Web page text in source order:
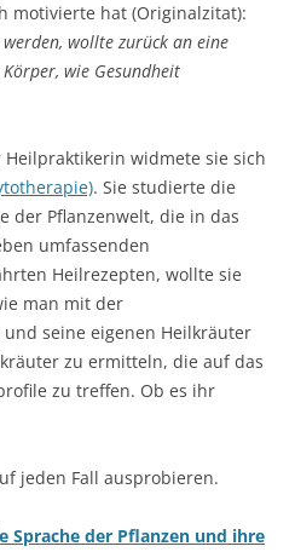
motivierte hat (Originalzitat):
wollte zurück an eine
wie Gesundheit
widmete sie sich
. Sie studierte die
der Pflanzenwelt, die in das
umfassenden
Heilrezepten, wollte sie
man mit der
seine eigenen Heilkräuter
zu ermitteln, die auf das
zu treffen. Ob es ihr
jeden Fall ausprobieren.
Sprache der Pflanzen und ihre